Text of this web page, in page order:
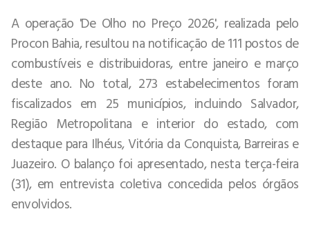
A operação 'De Olho no Preço 2026', realizada pelo
Procon Bahia, resultou na notificação de 111 postos de
combustíveis e distribuidoras, entre janeiro e março
deste ano. No total, 273 estabelecimentos foram
fiscalizados em 25 municípios, incluindo Salvador,
Região Metropolitana e interior do estado, com
destaque para Ilhéus, Vitória da Conquista, Barreiras e
Juazeiro. O balanço foi apresentado, nesta terça-feira
(31), em entrevista coletiva concedida pelos órgãos
envolvidos.